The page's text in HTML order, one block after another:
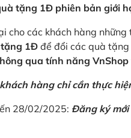
tặng 1Đ phiên bản giới
cho các khách hàng
1Đ để đổi các quà
qua tính năng
hàng chỉ cần thực
28/02/2025: Đăng ký